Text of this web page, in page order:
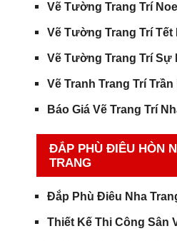
Vẽ Tường Trang Trí
Vẽ Tường Trang Trí Tết
Vẽ Tường Trang Trí Sự
Vẽ Tranh Trang Trí
Báo Giá Vẽ Trang Trí
ĐẮP PHÙ ĐIÊU HÒN
TRANG
Đắp Phù Điêu Nha
Thiết Kế Thi Công Sân